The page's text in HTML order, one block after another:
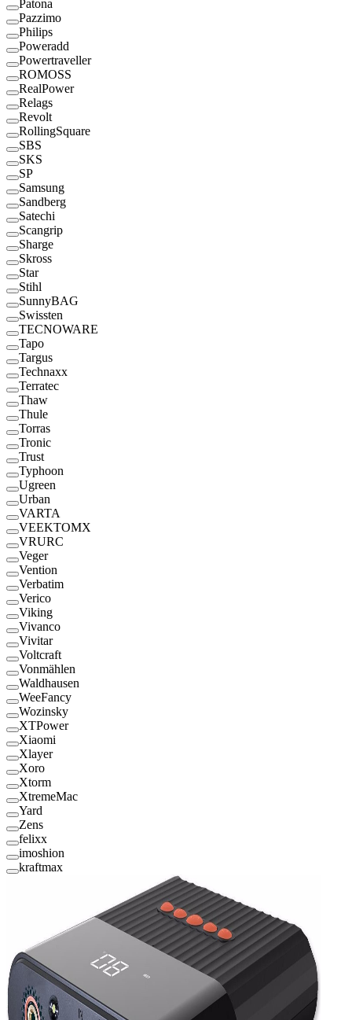
Patona
Pazzimo
Philips
Poweradd
Powertraveller
ROMOSS
RealPower
Relags
Revolt
RollingSquare
SBS
SKS
SP
Samsung
Sandberg
Satechi
Scangrip
Sharge
Skross
Star
Stihl
SunnyBAG
Swissten
TECNOWARE
Tapo
Targus
Technaxx
Terratec
Thaw
Thule
Torras
Tronic
Trust
Typhoon
Ugreen
Urban
VARTA
VEEKTOMX
VRURC
Veger
Vention
Verbatim
Verico
Viking
Vivanco
Vivitar
Voltcraft
Vonmählen
Waldhausen
WeeFancy
Wozinsky
XTPower
Xiaomi
Xlayer
Xoro
Xtorm
XtremeMac
Yard
Zens
felixx
imoshion
kraftmax